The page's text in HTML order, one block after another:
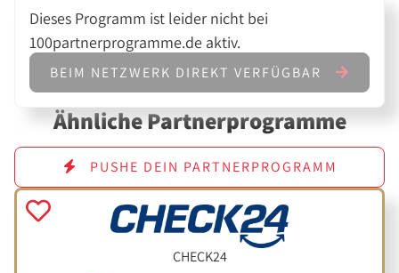
Dieses Programm ist leider nicht bei
100partnerprogramme.de aktiv.
BEIM NETZWERK DIREKT VERFÜGBAR
Ähnliche Partnerprogramme
PUSHE DEIN PARTNERPROGRAMM
CHECK24